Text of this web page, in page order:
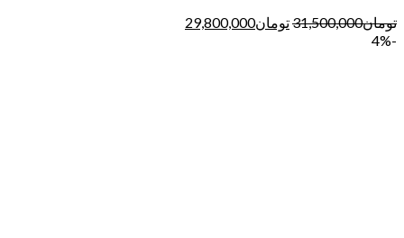
تومان31,500,000تومان29,800,000
-4%